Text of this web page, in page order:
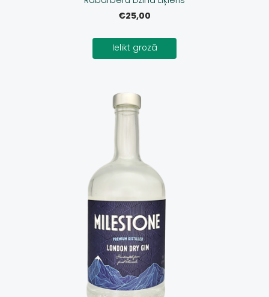
€25,00
Ielikt grozā